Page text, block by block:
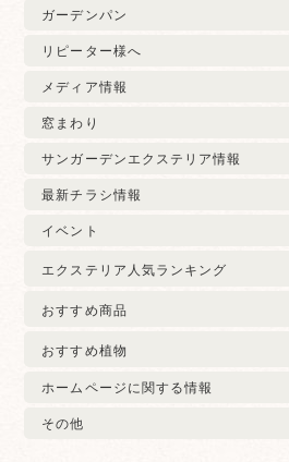
ガーデンパン
リピーター様へ
メディア情報
窓まわり
サンガーデンエクステリア情報
最新チラシ情報
イベント
エクステリア人気ランキング
おすすめ商品
おすすめ植物
ホームページに関する情報
その他